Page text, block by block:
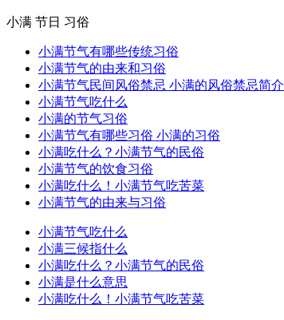
小满 节日 习俗
小满节气有哪些传统习俗
小满节气的由来和习俗
小满节气民间风俗禁忌 小满的风俗禁忌简介
小满节气吃什么
小满的节气习俗
小满节气有哪些习俗 小满的习俗
小满吃什么？小满节气的民俗
小满节气的饮食习俗
小满吃什么！小满节气吃苦菜
小满节气的由来与习俗
小满节气吃什么
小满三候指什么
小满吃什么？小满节气的民俗
小满是什么意思
小满吃什么！小满节气吃苦菜